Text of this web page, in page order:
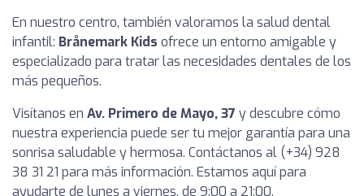
En nuestro centro, también valoramos la salud dental
infantil: Brånemark Kids ofrece un entorno amigable y
especializado para tratar las necesidades dentales de los
más pequeños.
Visítanos en Av. Primero de Mayo, 37 y descubre cómo
nuestra experiencia puede ser tu mejor garantía para una
sonrisa saludable y hermosa. Contáctanos al (+34) 928
38 31 21 para más información. Estamos aquí para
ayudarte de lunes a viernes, de 9:00 a 21:00.